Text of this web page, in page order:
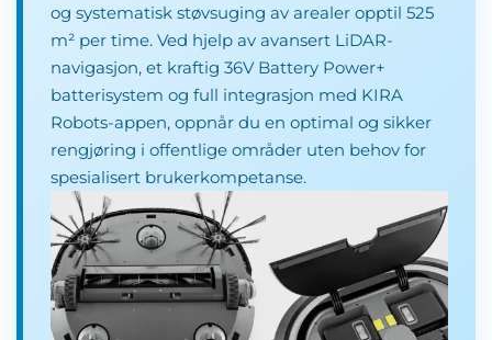
og systematisk støvsuging av arealer opptil 525
m² per time. Ved hjelp av avansert LiDAR-
navigasjon, et kraftig 36V Battery Power+
batterisystem og full integrasjon med KIRA
Robots-appen, oppnår du en optimal og sikker
rengjøring i offentlige områder uten behov for
spesialisert brukerkompetanse.